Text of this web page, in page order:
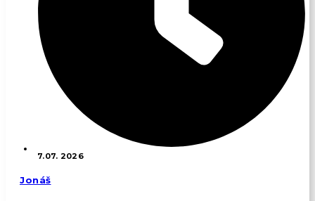
7.07. 2026
Jonáš